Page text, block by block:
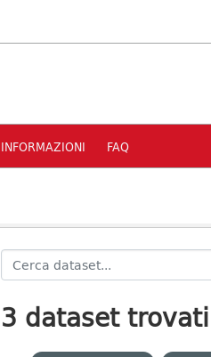
INFORMAZIONI FAQ
3 dataset trovati